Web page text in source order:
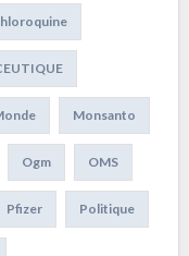
Monsanto
Ogm OMS
Pfizer Politique